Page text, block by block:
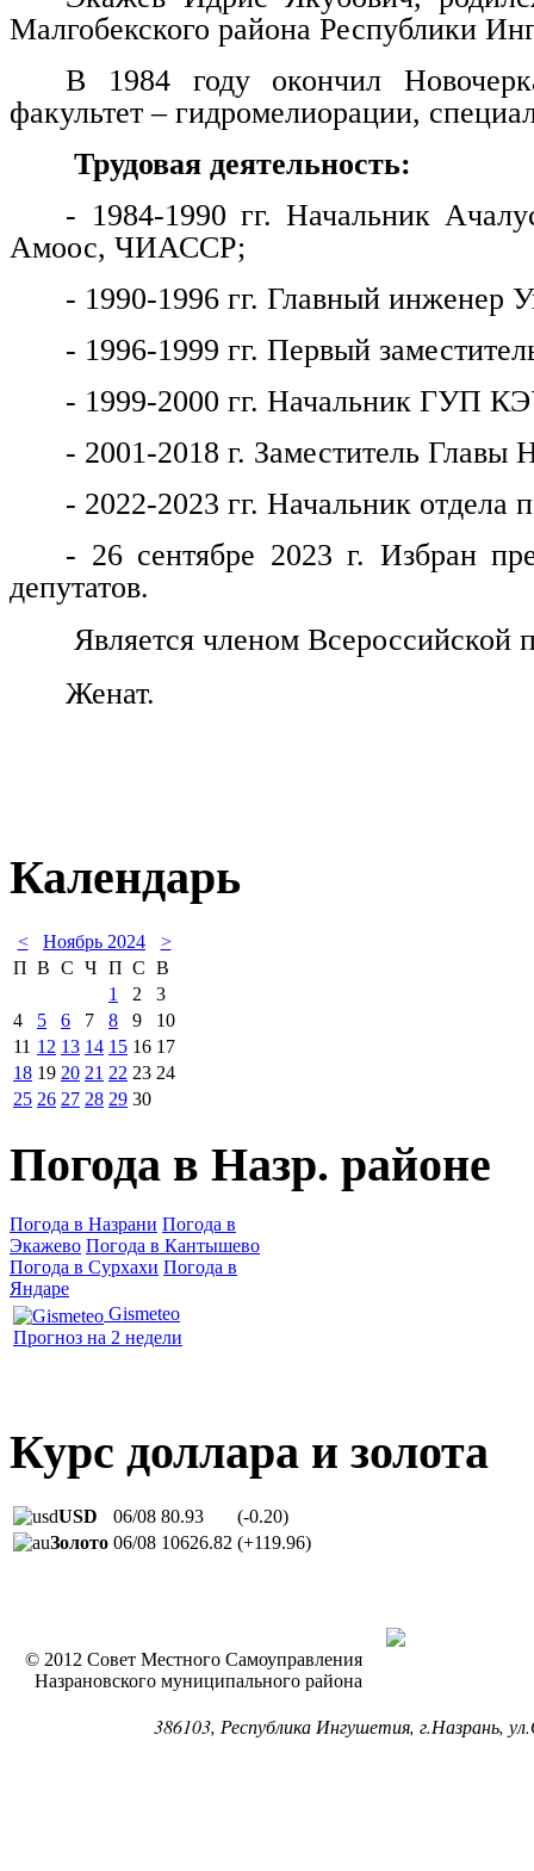
Малгобекского района Республики
В 1984 году окончил
факультет – гидромелиорации,
Трудовая деятельность:
- 1984-1990 гг. Начальник
Амоос, ЧИАССР;
- 1990-1996 гг. Главный
- 1996-1999 гг. Первый
- 1999-2000 гг. Начальник ГУП
- 2001-2018 г. Заместитель Главы
- 2022-2023 гг. Начальник
- 26 сентябре 2023 г. Избран
депутатов.
Является членом Всероссийской
Женат.
Календарь
< Ноябрь 2024
>
П В С Ч П С В
1
2
3
4
5 6 7 8 9
10
11 12 13 14 15 16 17
18 19 20 21 22 23 24
25 26 27 28 29 30
Погода в Назр. районе
Погода в Назрани Погода в
Экажево Погода в Кантышево
Погода в Сурхахи Погода в
Яндаре
Gismeteo
Прогноз на 2 недели
Курс доллара и золота
USD 06/08 80.93
(-0.20)
Золото 06/08 10626.82 (+119.96)
© 2012 Совет Местного Самоуправления
Назрановского муниципального района
386103, Республика Ингушетия, г.Назрань,